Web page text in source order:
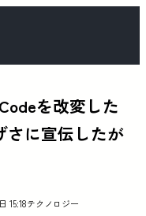
を改変した
さに宣伝したが
15:18テクノロジー